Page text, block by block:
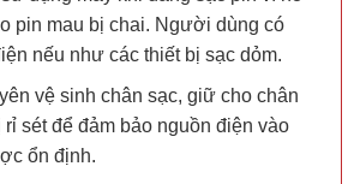
pin mau bị chai. Người dùng có
nếu như các thiết bị sạc dỏm.
vệ sinh chân sạc, giữ cho chân
rỉ sét để đảm bảo nguồn điện vào
ổn định.